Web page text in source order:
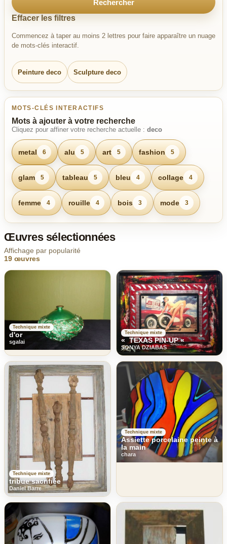
Rechercher
Effacer les filtres
Commencez à taper au moins 2 lettres pour faire apparaître un nuage
de mots-clés interactif.
Peinture deco Sculpture deco
MOTS-CLÉS INTERACTIFS
Mots à ajouter à votre recherche
Cliquez pour affiner votre recherche actuelle : deco
metal 6 alu 5 art 5 fashion 5
glam 5 tableau 5 bleu 4 collage 4
femme 4 rouille 4 bois 3 mode 3
Œuvres sélectionnées
Affichage par popularité
19 œuvres
Technique mixte
d'or
sgalai
Technique mixte
« TEXAS PIN-UP «
SONYA DZIABAS
Technique mixte
tribue sacrifiée
Daniel Barre
Technique mixte
Assiette porcelaine peinte à
la main
chara